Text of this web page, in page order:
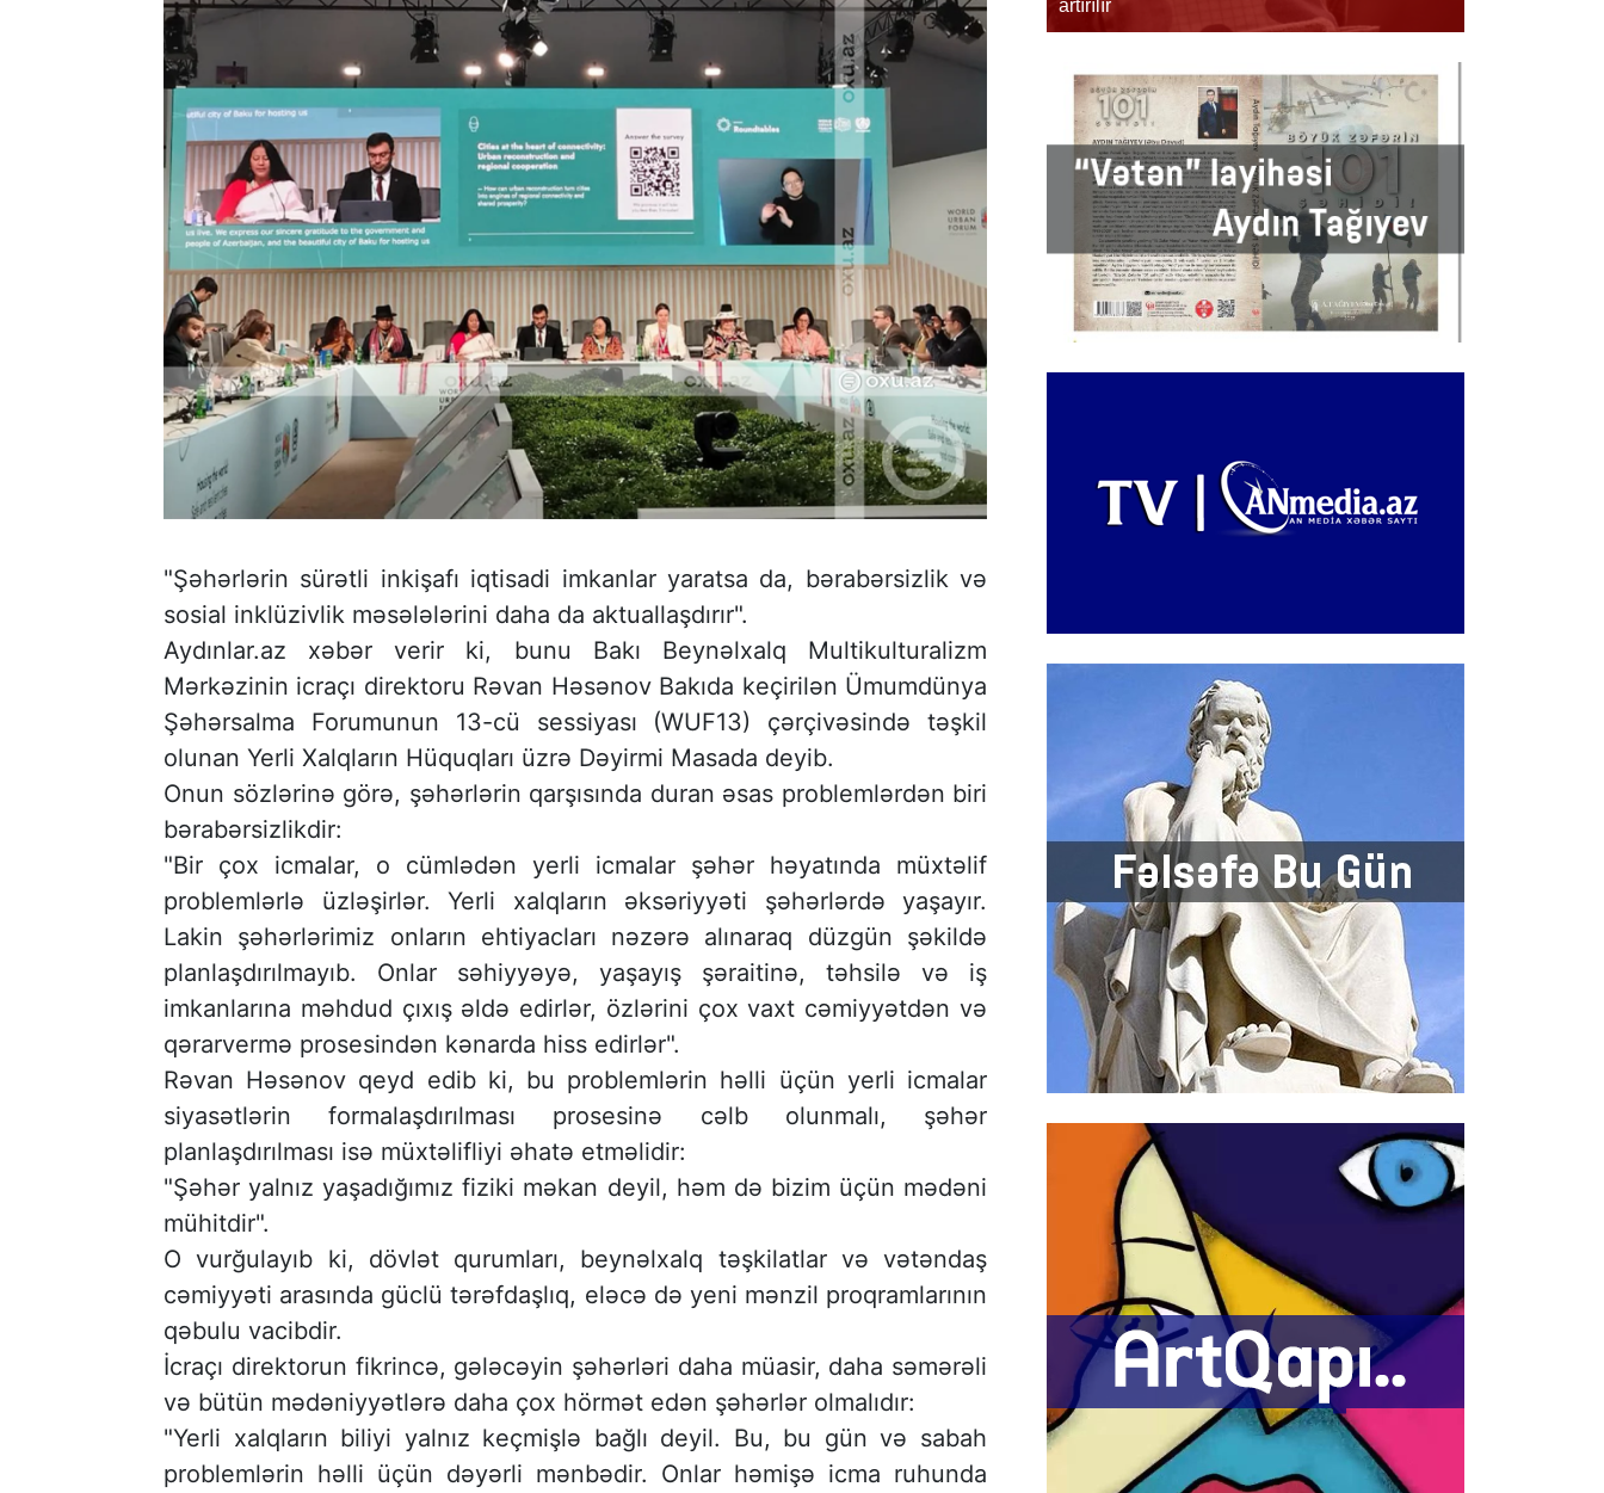
"Şəhərlərin sürətli inkişafı iqtisadi imkanlar yaratsa da, bərabərsizlik və
sosial inklüzivlik məsələlərini daha da aktuallaşdırır".
Aydınlar.az xəbər verir ki, bunu Bakı Beynəlxalq Multikulturalizm
Mərkəzinin icraçı direktoru Rəvan Həsənov Bakıda keçirilən Ümumdünya
Şəhərsalma Forumunun 13-cü sessiyası (WUF13) çərçivəsində təşkil
olunan Yerli Xalqların Hüquqları üzrə Dəyirmi Masada deyib.
Onun sözlərinə görə, şəhərlərin qarşısında duran əsas problemlərdən biri
bərabərsizlikdir:
"Bir çox icmalar, o cümlədən yerli icmalar şəhər həyatında müxtəlif
problemlərlə üzləşirlər. Yerli xalqların əksəriyyəti şəhərlərdə yaşayır.
Lakin şəhərlərimiz onların ehtiyacları nəzərə alınaraq düzgün şəkildə
planlaşdırılmayıb. Onlar səhiyyəyə, yaşayış şəraitinə, təhsilə və iş
imkanlarına məhdud çıxış əldə edirlər, özlərini çox vaxt cəmiyyətdən və
qərarvermə prosesindən kənarda hiss edirlər".
Rəvan Həsənov qeyd edib ki, bu problemlərin həlli üçün yerli icmalar
siyasətlərin formalaşdırılması prosesinə cəlb olunmalı, şəhər
planlaşdırılması isə müxtəlifliyi əhatə etməlidir:
"Şəhər yalnız yaşadığımız fiziki məkan deyil, həm də bizim üçün mədəni
mühitdir".
O vurğulayıb ki, dövlət qurumları, beynəlxalq təşkilatlar və vətəndaş
cəmiyyəti arasında güclü tərəfdaşlıq, eləcə də yeni mənzil proqramlarının
qəbulu vacibdir.
İcraçı direktorun fikrincə, gələcəyin şəhərləri daha müasir, daha səmərəli
və bütün mədəniyyətlərə daha çox hörmət edən şəhərlər olmalıdır:
"Yerli xalqların biliyi yalnız keçmişlə bağlı deyil. Bu, bu gün və sabah
problemlərin həlli üçün dəyərli mənbədir. Onlar həmişə icma ruhunda
kəşfiyyatçıların ailə üzvləri Şuşaya səfər edib
artırılır